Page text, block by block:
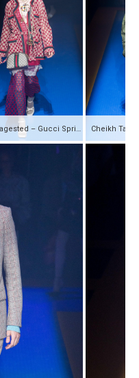
Laura Hagested – Gucci Spring 2018 Ready-to-Wear